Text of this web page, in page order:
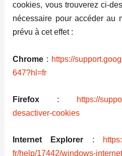
cookies, vous trouverez ci-
nécessaire pour accéder au
prévu à cet effet :
Chrome : https://
647?hl=fr
Firefox :
https://
desactiver-cookies
Internet Explorer :
fr/help/17442/windows-